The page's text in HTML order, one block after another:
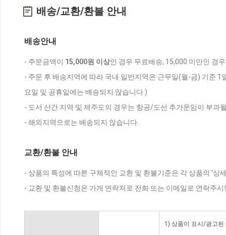
배송/교환/환불 안내
배송안내
- 주문금액이 15,000원 이상인 경우 무료배송, 15,000 미만인 경
- 주문 후 배송지역에 따라 국내 일반지역은 근무일(월-금) 기준
요일 및 공휴일에는 배송되지 않습니다.)
- 도서 산간 지역 및 제주도의 경우는 항공/도선 추가운임이 부과
- 해외지역으로는 배송되지 않습니다.
교환/환불 안내
- 상품의 특성에 따른 구체적인 교환 및 환불기준은 각 상품의 '상
- 교환 및 환불신청은 가게 연락처로 전화 또는 이메일로 연락주
1) 상품이 표시/광고된